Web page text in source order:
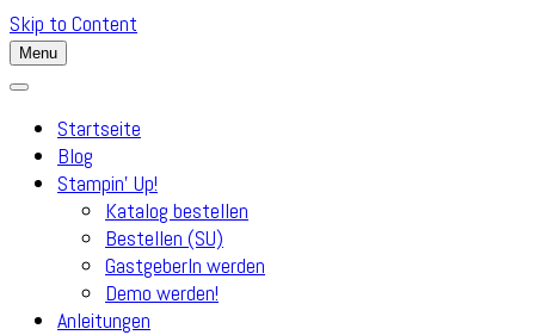
Skip to Content
Menu
Startseite
Blog
Stampin’ Up!
Katalog bestellen
Bestellen (SU)
GastgeberIn werden
Demo werden!
Anleitungen